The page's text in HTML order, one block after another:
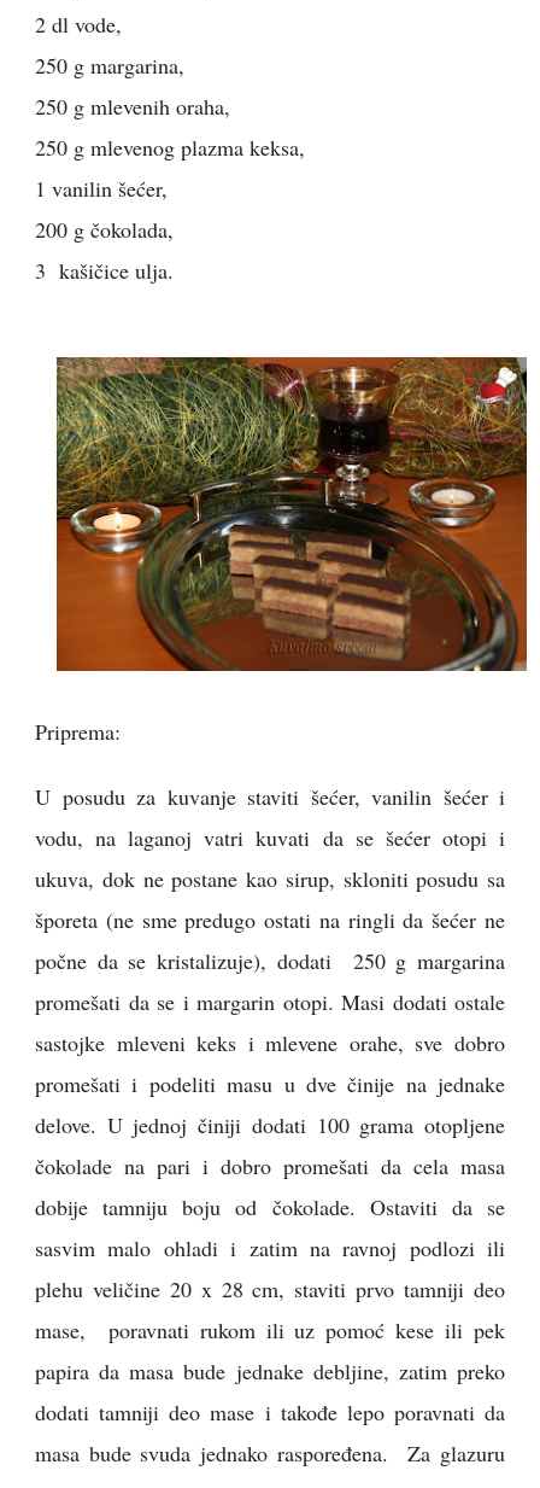
2 dl vode,
250 g margarina,
250 g mlevenih oraha,
250 g mlevenog plazma keksa,
1 vanilin šećer,
200 g čokolada,
3 kašičice ulja.
Priprema:
U posudu za kuvanje staviti šećer, vanilin šećer i
vodu, na laganoj vatri kuvati da se šećer otopi i
ukuva, dok ne postane kao sirup, skloniti posudu sa
šporeta (ne sme predugo ostati na ringli da šećer ne
počne da se kristalizuje), dodati 250 g margarina
promešati da se i margarin otopi. Masi dodati ostale
sastojke mleveni keks i mlevene orahe, sve dobro
promešati i podeliti masu u dve činije na jednake
delove. U jednoj činiji dodati 100 grama otopljene
čokolade na pari i dobro promešati da cela masa
dobije tamniju boju od čokolade. Ostaviti da se
sasvim malo ohladi i zatim na ravnoj podlozi ili
plehu veličine 20 x 28 cm, staviti prvo tamniji deo
mase, poravnati rukom ili uz pomoć kese ili pek
papira da masa bude jednake debljine, zatim preko
dodati tamniji deo mase i takođe lepo poravnati da
masa bude svuda jednako raspoređena. Za glazuru